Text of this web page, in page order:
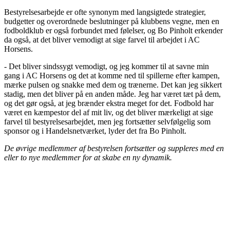
Bestyrelsesarbejde er ofte synonym med langsigtede strategier,
budgetter og overordnede beslutninger på klubbens vegne, men en
fodboldklub er også forbundet med følelser, og Bo Pinholt erkender
da også, at det bliver vemodigt at sige farvel til arbejdet i AC
Horsens.
- Det bliver sindssygt vemodigt, og jeg kommer til at savne min
gang i AC Horsens og det at komme ned til spillerne efter kampen,
mærke pulsen og snakke med dem og trænerne. Det kan jeg sikkert
stadig, men det bliver på en anden måde. Jeg har været tæt på dem,
og det gør også, at jeg brænder ekstra meget for det. Fodbold har
været en kæmpestor del af mit liv, og det bliver mærkeligt at sige
farvel til bestyrelsesarbejdet, men jeg fortsætter selvfølgelig som
sponsor og i Handelsnetværket, lyder det fra Bo Pinholt.
De øvrige medlemmer af bestyrelsen fortsætter og suppleres med en
eller to nye medlemmer for at skabe en ny dynamik.